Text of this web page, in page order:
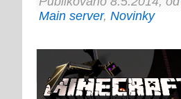
Main server, Novinky